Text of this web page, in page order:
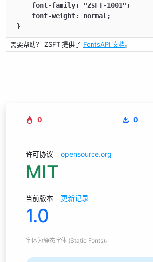
    font-family: "ZSFT-1001";
    font-weight: normal;
}
需要帮助？ ZSFT 提供了 FontsAPI 文档。
0 0
许可协议 opensource.org
MIT
当前版本 更新记录
1.0
字体为静态字体 (Static Fonts)。